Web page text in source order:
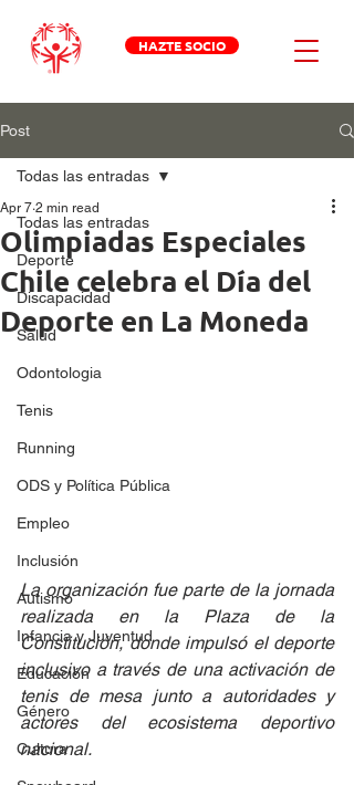
HAZTE SOCIO
Post
Todas las entradas
Deporte
Discapacidad
Salud
Odontologia
Tenis
Running
ODS y Política Pública
Empleo
Inclusión
Autismo
Infancia y Juventud
Educación
Género
Cultura
Todas las entradas
Olimpiadas Especiales
Chile celebra el Día del
Deporte en La Moneda
Apr 7 2 min read
La organización fue parte de la jornada
realizada en la Plaza de la
Constitución, donde impulsó el deporte
inclusivo a través de una activación de
tenis de mesa junto a autoridades y
actores del ecosistema deportivo
nacional.